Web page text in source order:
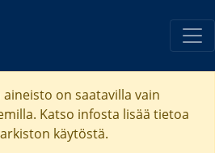
on saatavilla vain
Katso infosta lisää tietoa
käytöstä.